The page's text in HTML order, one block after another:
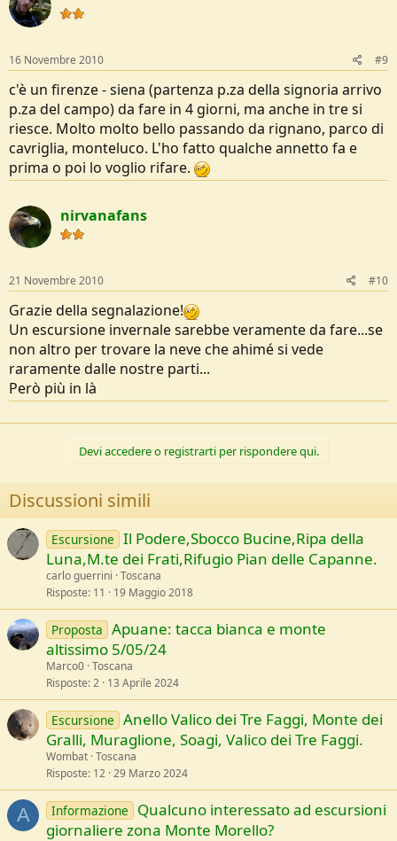
16 Novembre 2010 #9
c'è un firenze - siena (partenza p.za della signoria arrivo
p.za del campo) da fare in 4 giorni, ma anche in tre si
riesce. Molto molto bello passando da rignano, parco di
cavriglia, monteluco. L'ho fatto qualche annetto fa e
prima o poi lo voglio rifare.
nirvanafans
21 Novembre 2010 #10
Grazie della segnalazione!
Un escursione invernale sarebbe veramente da fare...se
non altro per trovare la neve che ahimé si vede
raramente dalle nostre parti...
Però più in là
Devi accedere o registrarti per rispondere qui.
Discussioni simili
Escursione Il Podere,Sbocco Bucine,Ripa della
Luna,M.te dei Frati,Rifugio Pian delle Capanne.
carlo guerrini Toscana
Risposte 11 19 Maggio 2018
Proposta Apuane: tacca bianca e monte
altissimo 5/05/24
Marco0 Toscana
Risposte 2 13 Aprile 2024
Escursione Anello Valico dei Tre Faggi, Monte dei
Gralli, Muraglione, Soagi, Valico dei Tre Faggi.
Wombat Toscana
Risposte 12 29 Marzo 2024
A Informazione
Qualcuno interessato ad escursioni
giornaliere zona Monte Morello?